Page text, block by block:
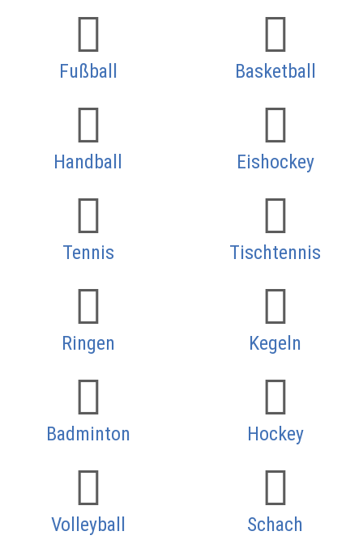
Fußball Basketball
Handball Eishockey
Tennis Tischtennis
Ringen Kegeln
Badminton Hockey
Volleyball Schach